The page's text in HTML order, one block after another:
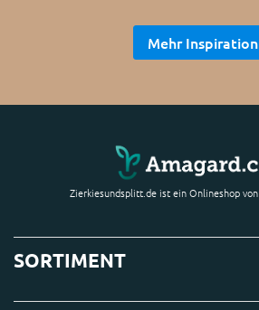
Mehr Inspiration
Zierkiesundsplitt.de ist ein Onlineshop von
SORTIMENT